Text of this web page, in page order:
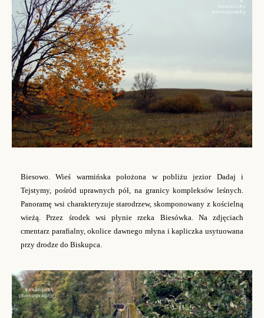
Biesowo. Wieś warmińska położona w pobliżu jezior Dadaj i
Tejstymy, pośród uprawnych pół, na granicy kompleksów leśnych.
Panoramę wsi charakteryzuje starodrzew, skomponowany z kościelną
wieżą. Przez środek wsi płynie rzeka Biesówka. Na zdjęciach
cmentarz parafialny, okolice dawnego młyna i kapliczka usytuowana
przy drodze do Biskupca.